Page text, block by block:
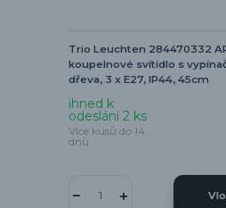
Trio Leuchten 284470332
koupelnové svítidlo s
dřeva, 3 x E27, IP44, 45cm
ihned k
odeslání 2 ks
Více kusů do 14
dnů